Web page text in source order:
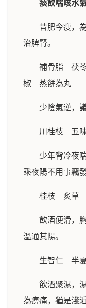
痰飲喘咳水
昔肥今瘦，
治脾腎。
補骨脂 茯
椒 蒸餅為丸
少陰氣逆，
川桂枝 五
少年背冷夜
乘夜陽不用事竊
桂枝 炙草
飲酒便滑，
溫通其陽。
生智仁 半
飲酒聚濕，
為痹痛，猶是淺